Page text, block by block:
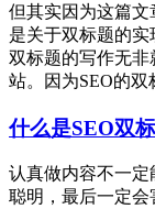
但其实因为这篇
是关于双标题的实
双标题的写作无非
站。因为SEO的双
什么是SEO双
认真做内容不一定
聪明，最后一定